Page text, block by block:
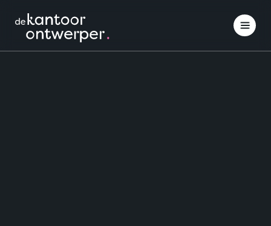
Interieuradvies
Inspiratie opdoen